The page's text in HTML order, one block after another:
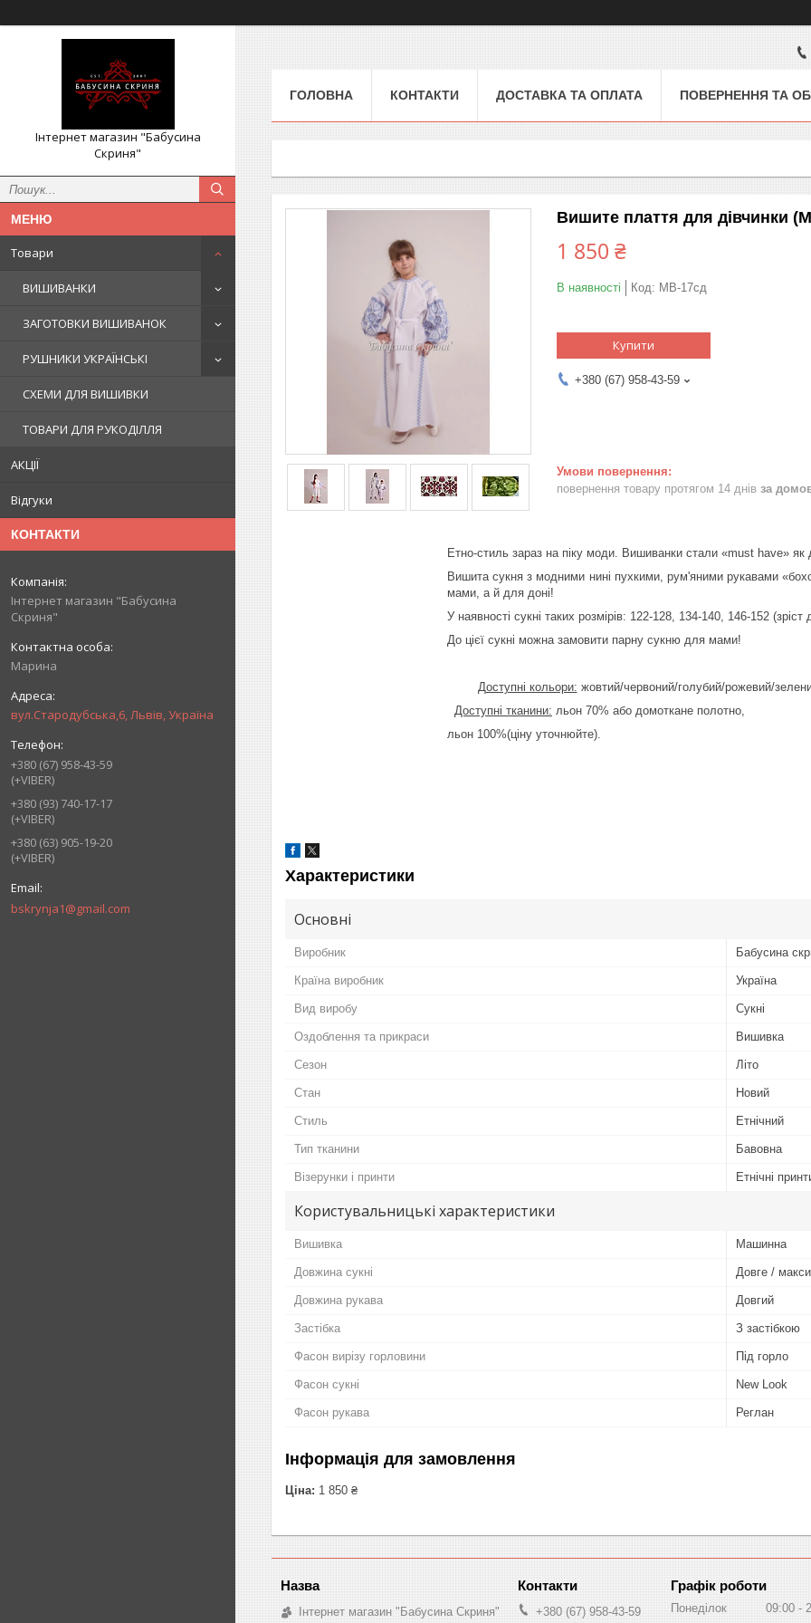
Інтернет магазин "Бабусина
Скриня"
Товари
ВИШИВАНКИ
ЗАГОТОВКИ ВИШИВАНОК
РУШНИКИ УКРАЇНСЬКІ
СХЕМИ ДЛЯ ВИШИВКИ
ТОВАРИ ДЛЯ РУКОДІЛЛЯ
АКЦІЇ
Відгуки
КОНТАКТИ
Інтернет магазин "Бабусина
Скриня"
Марина
вул.Стародубська,6, Львів, Україна
+380 (67) 958-43-59
(+VIBER)
+380 (93) 740-17-17
(+VIBER)
+380 (63) 905-19-20
(+VIBER)
bskrynja1@gmail.com
ГОЛОВНА КОНТАКТИ ДОСТАВКА ТА ОПЛАТА ПОВЕРНЕННЯ ТА
Вишите плаття для дівчинки
1 850 ₴
В наявності Код: МВ-17сд
Купити
+380 (67) 958-43-59
повернення товару протягом 14 днів за
Етно-стиль зараз на піку моди. Вишиванки стали «must have» як
Вишита сукня з модними нині пухкими, рум'яними рукавами
мами, а й для доні!
У наявності сукні таких розмірів: 122-128, 134-140, 146-152 (зріст
До цієї сукні можна замовити парну сукню для мами!
Доступні кольори: жовтий/червоний/голубий/рожевий/
Доступні тканини: льон 70% або домоткане полотно,
льон 100%(ціну уточнюйте).
Характеристики
Основні
Виробник Бабусина
Країна виробник Україна
Вид виробу Сукні
Оздоблення та прикраси Вишивка
Сезон Літо
Стан Новий
Стиль Етнічний
Тип тканини Бавовна
Візерунки і принти Етнічні
Користувальницькі характеристики
Вишивка Машинна
Довжина сукні Довге / макси
Довжина рукава Довгий
Застібка З застібкою
Фасон вирізу горловини Під горло
Фасон сукні New Look
Фасон рукава Реглан
Інформація для замовлення
Ціна: 1 850 ₴
Інтернет магазин "Бабусина Скриня"
+380 (67) 958-43-59
Графік роботи
Понеділок 09:00